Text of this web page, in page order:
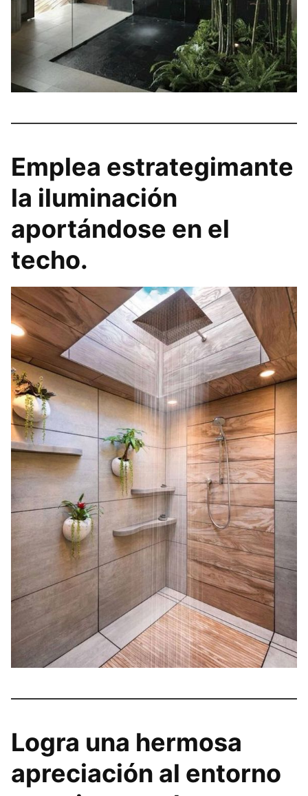
Emplea estrategimante
la iluminación
aportándose en el
techo.
Logra una hermosa
apreciación al entorno